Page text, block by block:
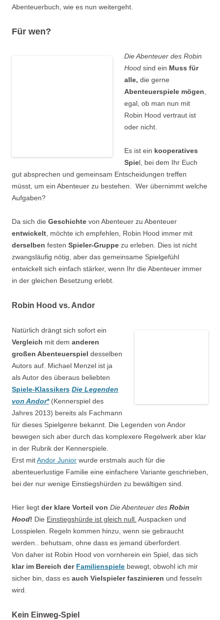
Abenteuerbuch, wie es nun weitergeht.
Für wen?
Die Abenteuer des Robin
Hood sind ein Muss für
alle, die gerne
Abenteuerspiele mögen,
egal, ob man nun mit
Robin Hood vertraut ist
oder nicht.
Es ist ein kooperatives
Spiel, bei dem Ihr Euch
gut absprechen und gemeinsam Entscheidungen treffen
müsst, um ein Abenteuer zu bestehen. Wer übernimmt welche
Aufgaben?
Da sich die Geschichte von Abenteuer zu Abenteuer
entwickelt, möchte ich empfehlen, Robin Hood immer mit
derselben festen Spieler-Gruppe zu erleben. Dies ist nicht
zwangsläufig nötig, aber das gemeinsame Spielgefühl
entwickelt sich einfach stärker, wenn Ihr die Abenteuer immer
in der gleichen Besetzung erlebt.
Robin Hood vs. Andor
Natürlich drängt sich sofort ein
Vergleich mit dem anderen
großen Abenteuerspiel desselben
Autors auf. Michael Menzel ist ja
als Autor des überaus beliebten
Spiele-Klassikers Die Legenden
von Andor*(Kennerspiel des
Jahres 2013) bereits als Fachmann
für dieses Spielgenre bekannt. Die Legenden von Andor
bewegen sich aber durch das komplexere Regelwerk aber klar
in der Rubrik der Kennerspiele.
Erst mitAndor Junior wurde erstmals auch für die
abenteuerlustige Familie eine einfachere Variante geschrieben,
bei der nur wenige Einstiegshürden zu bewältigen sind.
Hier liegt der klare Vorteil von Die Abenteuer des Robin
Hood! Die Einstiegshürde ist gleich null. Auspacken und
Losspielen. Regeln kommen hinzu, wenn sie gebraucht
werden.. behutsam, ohne dass es jemand überfordert.
Von daher ist Robin Hood von vornherein ein Spiel, das sich
klar im Bereich der Familienspiele bewegt, obwohl ich mir
sicher bin, dass es auch Vielspieler faszinieren und fesseln
wird.
Kein Einweg-Spiel